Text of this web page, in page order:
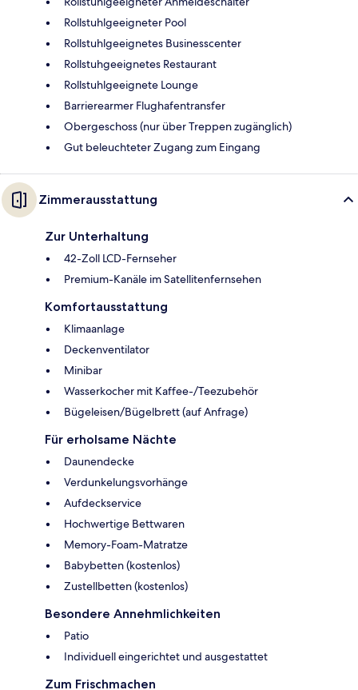
Rollstuhlgeeigneter Pool
Rollstuhlgeeignetes Businesscenter
Rollstuhgeeignetes Restaurant
Rollstuhlgeeignete Lounge
Barrierearmer Flughafentransfer
Obergeschoss (nur über Treppen zugänglich)
Gut beleuchteter Zugang zum Eingang
Zimmerausstattung
Zur Unterhaltung
42-Zoll LCD-Fernseher
Premium-Kanäle im Satellitenfernsehen
Komfortausstattung
Klimaanlage
Deckenventilator
Minibar
Wasserkocher mit Kaffee-/Teezubehör
Bügeleisen/Bügelbrett (auf Anfrage)
Für erholsame Nächte
Daunendecke
Verdunkelungsvorhänge
Aufdeckservice
Hochwertige Bettwaren
Memory-Foam-Matratze
Babybetten (kostenlos)
Zustellbetten (kostenlos)
Besondere Annehmlichkeiten
Patio
Individuell eingerichtet und ausgestattet
Zum Frischmachen